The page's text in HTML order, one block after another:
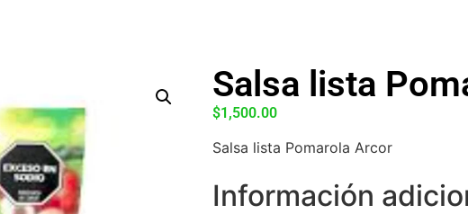
Salsa lista
$1,500.00
Salsa lista Pomarola Arcor
Información